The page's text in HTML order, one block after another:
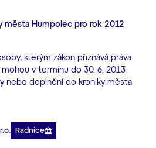
města Humpolec pro rok 2012
kterým zákon přiznává práva
v termínu do 30. 6. 2013
nebo doplnění do kroniky města
Radnice
wplink
wplink
wplink